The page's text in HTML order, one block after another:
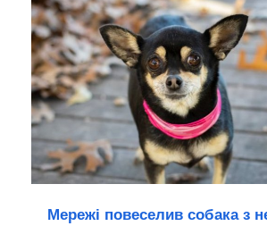
Мережі повеселив собака з